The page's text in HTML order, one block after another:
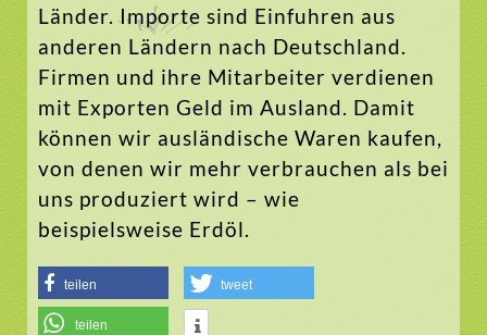
Länder. Importe sind Einfuhren aus
anderen Ländern nach Deutschland.
Firmen und ihre Mitarbeiter verdienen
mit Exporten Geld im Ausland. Damit
können wir ausländische Waren kaufen,
von denen wir mehr verbrauchen als bei
uns produziert wird – wie
beispielsweise Erdöl.
teilen tweet
teilen